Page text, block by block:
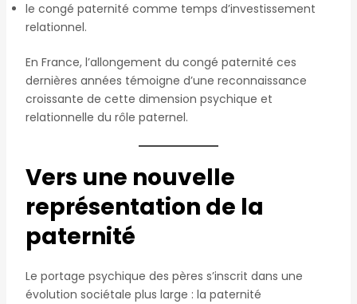
le congé paternité comme temps d’investissement
relationnel.
En France, l’allongement du congé paternité ces
dernières années témoigne d’une reconnaissance
croissante de cette dimension psychique et
relationnelle du rôle paternel.
Vers une nouvelle
représentation de la
paternité
Le portage psychique des pères s’inscrit dans une
évolution sociétale plus large : la paternité